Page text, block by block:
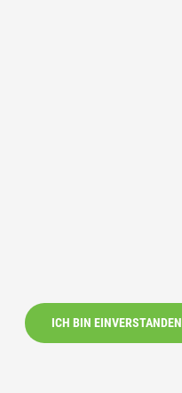
ICH BIN EINVERSTANDEN